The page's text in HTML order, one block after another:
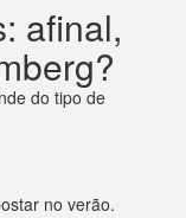
afinal,
do tipo de
no verão.